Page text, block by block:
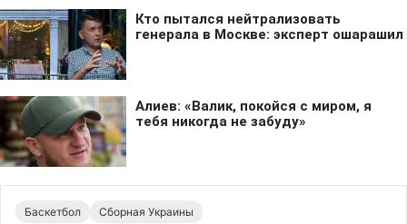
Баскетбол Сборная Украины